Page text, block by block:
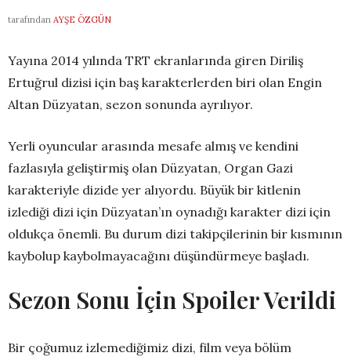
tarafından AYŞE ÖZGÜN
Yayına 2014 yılında TRT ekranlarında giren Diriliş
Ertuğrul dizisi için baş karakterlerden biri olan Engin
Altan Düzyatan, sezon sonunda ayrılıyor.
Yerli oyuncular arasında mesafe almış ve kendini
fazlasıyla geliştirmiş olan Düzyatan, Organ Gazi
karakteriyle dizide yer alıyordu. Büyük bir kitlenin
izlediği dizi için Düzyatan’ın oynadığı karakter dizi için
oldukça önemli. Bu durum dizi takipçilerinin bir kısmının
kaybolup kaybolmayacağını düşündürmeye başladı.
Sezon Sonu İçin Spoiler Verildi
Bir çoğumuz izlemediğimiz dizi, film veya bölüm